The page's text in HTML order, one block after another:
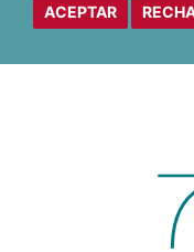
ACEPTAR